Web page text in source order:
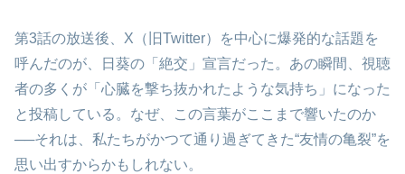
第3話の放送後、X（旧Twitter）を中心に爆発的な話題を
呼んだのが、日葵の「絶交」宣言だった。あの瞬間、視聴
者の多くが「心臓を撃ち抜かれたような気持ち」になった
と投稿している。なぜ、この言葉がここまで響いたのか
──それは、私たちがかつて通り過ぎてきた“友情の亀裂”を
思い出すからかもしれない。